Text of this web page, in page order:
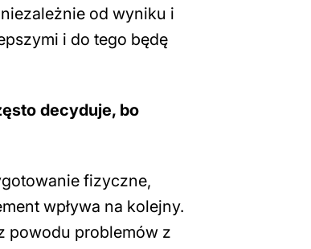
od wyniku i
i do tego będę
decyduje, bo
fizyczne,
wpływa na kolejny.
powodu problemów z